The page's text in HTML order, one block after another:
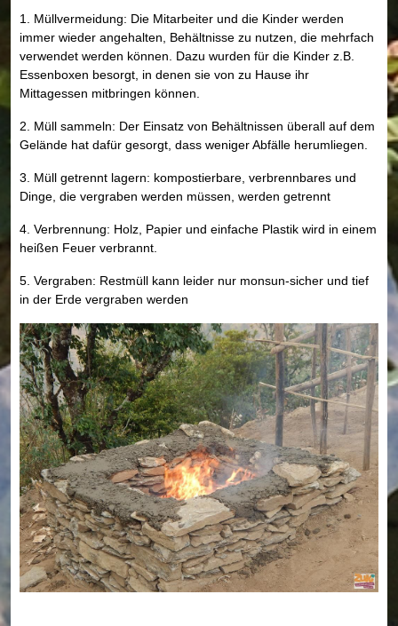
1. Müllvermeidung: Die Mitarbeiter und die Kinder werden
immer wieder angehalten, Behältnisse zu nutzen, die mehrfach
verwendet werden können. Dazu wurden für die Kinder z.B.
Essenboxen besorgt, in denen sie von zu Hause ihr
Mittagessen mitbringen können.
2. Müll sammeln: Der Einsatz von Behältnissen überall auf dem
Gelände hat dafür gesorgt, dass weniger Abfälle herumliegen.
3. Müll getrennt lagern: kompostierbare, verbrennbares und
Dinge, die vergraben werden müssen, werden getrennt
4. Verbrennung: Holz, Papier und einfache Plastik wird in einem
heißen Feuer verbrannt.
5. Vergraben: Restmüll kann leider nur monsun-sicher und tief
in der Erde vergraben werden